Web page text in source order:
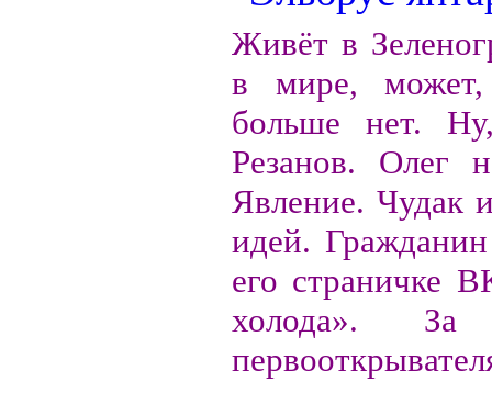
Живёт в
в мире, может,
больше нет.
Резанов. Олег
Явление. Чудак
идей.
его страничке
холода».